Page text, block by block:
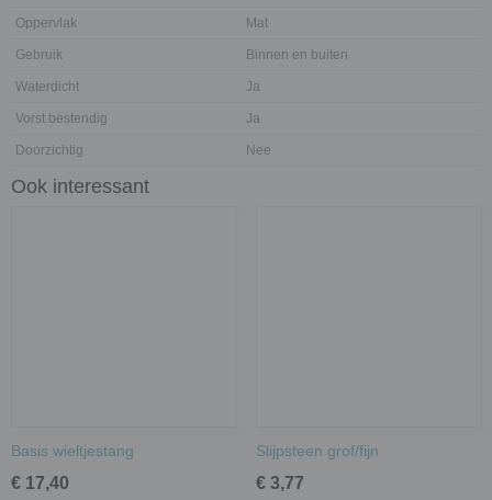
Oppervlak Mat
Gebruik Binnen en buiten
Waterdicht Ja
Vorst bestendig Ja
Doorzichtig Nee
Ook interessant
Basis wieltjestang
€ 17,40
Slijpsteen grof/fijn
€ 3,77